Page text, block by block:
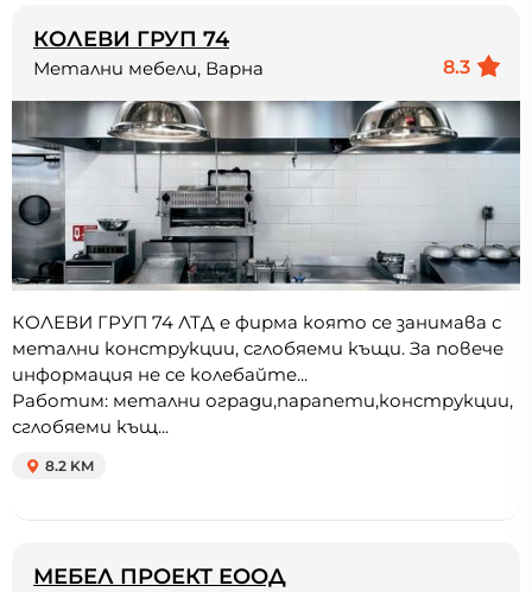
КОЛЕВИ ГРУП 74
8.3
Метални мебели, Варна
КОЛЕВИ ГРУП 74 ЛТД е фирма която се занимава с
метални конструкции, сглобяеми къщи. За повече
информация не се колебайте...
Работим: метални огради,парапети,конструкции,
сглобяеми къщ...
8.2 KM
МЕБЕЛ ПРОЕКТ ЕООД